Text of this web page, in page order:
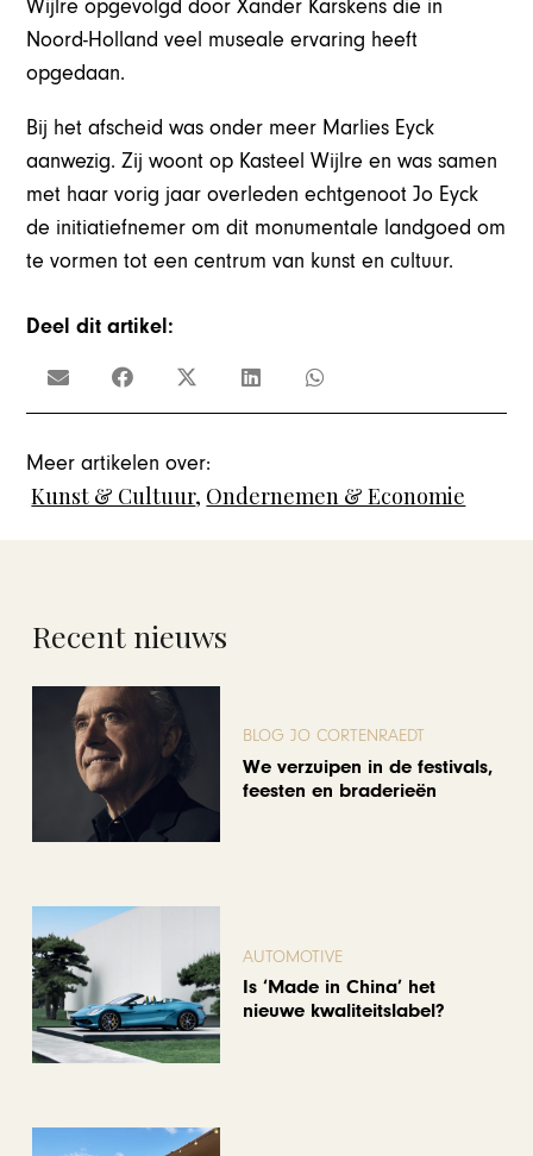
Wijlre opgevolgd door Xander Karskens die in
Noord-Holland veel museale ervaring heeft
opgedaan.
Bij het afscheid was onder meer Marlies Eyck
aanwezig. Zij woont op Kasteel Wijlre en was samen
met haar vorig jaar overleden echtgenoot Jo Eyck
de initiatiefnemer om dit monumentale landgoed om
te vormen tot een centrum van kunst en cultuur.
Deel dit artikel:
Meer artikelen over:
Kunst & Cultuur, Ondernemen & Economie
Recent nieuws
BLOG JO CORTENRAEDT
We verzuipen in de festivals,
feesten en braderieën
AUTOMOTIVE
Is ‘Made in China’ het
nieuwe kwaliteitslabel?